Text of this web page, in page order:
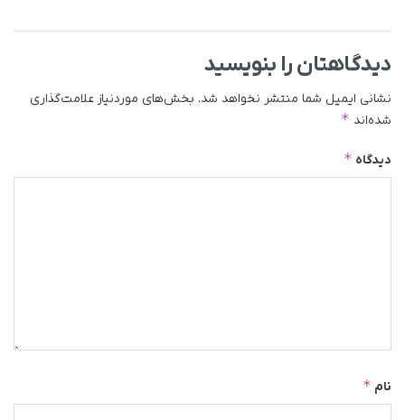
دیدگاهتان را بنویسید
نشانی ایمیل شما منتشر نخواهد شد. بخش‌های موردنیاز علامت‌گذاری
شده‌اند *
دیدگاه *
نام *